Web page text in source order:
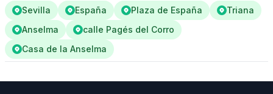
Sevilla España Plaza de España
Triana
Anselma
calle Pagés del Corro
Casa de la Anselma